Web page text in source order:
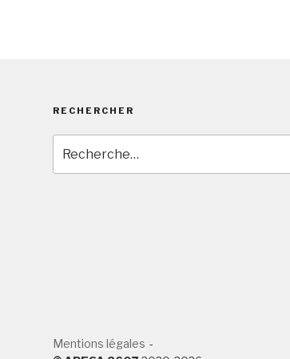
RECHERCHER
pour
:
Mentions légales